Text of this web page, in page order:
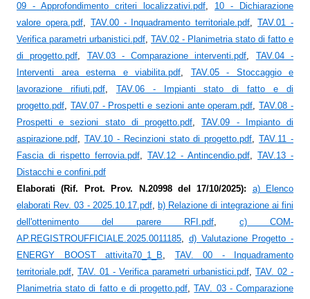
09 - Approfondimento criteri localizzativi.pdf, 10 - Dichiarazione
valore opera.pdf, TAV.00 - Inquadramento territoriale.pdf,TAV.01 -
Verifica parametri urbanistici.pdf, TAV.02 - Planimetria stato di fatto e
di progetto.pdf, TAV.03 - Comparazione interventi.pdf, TAV.04 -
Interventi area esterna e viabilita.pdf, TAV.05 - Stoccaggio e
lavorazione rifiuti.pdf, TAV.06 - Impianti stato di fatto e di
progetto.pdf, TAV.07 - Prospetti e sezioni ante operam.pdf,TAV.08 -
Prospetti e sezioni stato di progetto.pdf,TAV.09 - Impianto di
aspirazione.pdf, TAV.10 - Recinzioni stato di progetto.pdf,TAV.11 -
Fascia di rispetto ferrovia.pdf, TAV.12 - Antincendio.pdf, TAV.13 -
Distacchi e confini.pdf
Elaborati (Rif. Prot. Prov. N.20998 del 17/10/2025):
a) Elenco
elaborati Rev. 03 - 2025.10.17.pdf, b) Relazione di integrazione ai fini
dell'ottenimento del parere RFI.pdf, c) COM-
AP.REGISTROUFFICIALE.2025.0011185, d) Valutazione Progetto -
ENERGY BOOST attivita70_1_B, TAV. 00 - Inquadramento
territoriale.pdf, TAV. 01 - Verifica parametri urbanistici.pdf, TAV. 02 -
Planimetria stato di fatto e di progetto.pdf,TAV. 03 - Comparazione